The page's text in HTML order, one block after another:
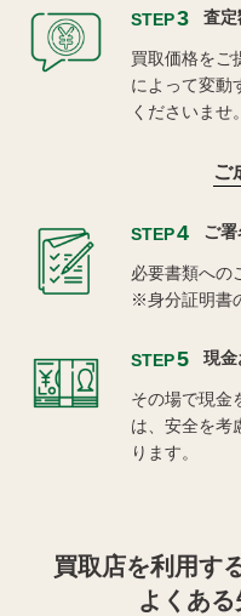
STEP3 査
買取価格をご
によって変動
くださいませ。
ご
STEP4 ご署
必要書類への
※身分証明書
STEP5 現金
その場で現金
は、安全を考
ります。
買取店を利用す
よくあ